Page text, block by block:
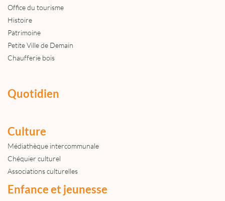
Office du tourisme
Histoire
Patrimoine
Petite Ville de Demain
Chaufferie bois
Quotidien
Culture
Médiathèque intercommunale
Chéquier culturel
Associations culturelles
Enfance et jeunesse